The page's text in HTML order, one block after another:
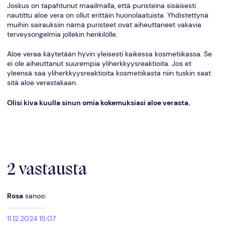
Joskus on tapahtunut maailmalla, että puristeina sisäisesti
nautittu aloe vera on ollut erittäin huonolaatuista. Yhdistettynä
muihin sairauksiin nämä puristeet ovat aiheuttaneet vakavia
terveysongelmia jollekin henkilölle.
Aloe veraa käytetään hyvin yleisesti kaikessa kosmetiikassa. Se
ei ole aiheuttanut suurempia yliherkkyysreaktioita. Jos et
yleensä saa yliherkkyysreaktioita kosmetiikasta niin tuskin saat
sitä aloe verastakaan.
Olisi kiva kuulla sinun omia kokemuksiasi aloe verasta.
2 vastausta
Rosa sanoo:
11.12.2024 15:07